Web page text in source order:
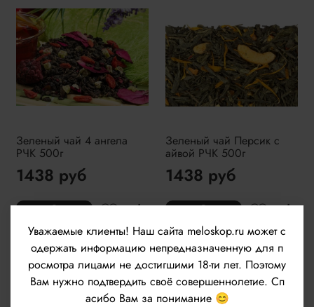
Зеленый чай 4 ангела
РЧК 500г
1438 руб
Зеленый чай Персик с
айвой РЧК 500г
1438 руб
Уважаемые клиенты! Наш сайта meloskop.ru может с
одержать информацию непредназначенную для п
росмотра лицами не достигшими 18-ти лет. Поэтому
Вам нужно подтвердить своё совершеннолетие. Сп
асибо Вам за понимание 😊